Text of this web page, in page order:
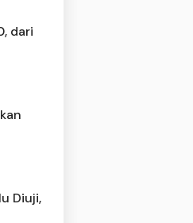
dari
Diuji,